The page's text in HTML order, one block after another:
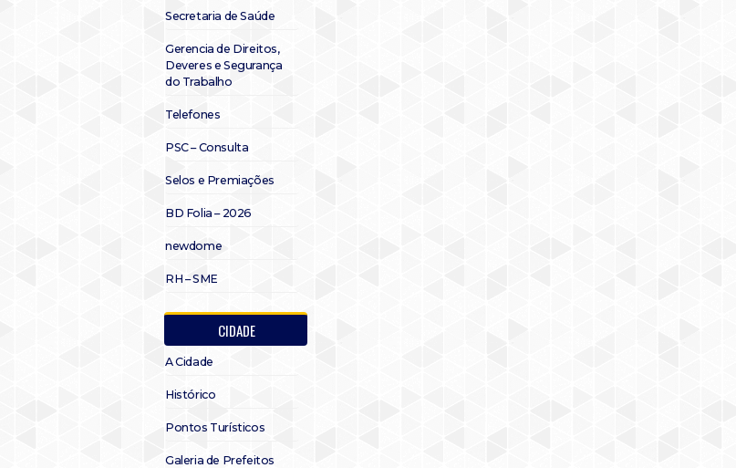
Secretaria de Saúde
Gerencia de Direitos,
Deveres e Segurança
do Trabalho
Telefones
PSC – Consulta
Selos e Premiações
BD Folia – 2026
newdome
RH – SME
CIDADE
A Cidade
Histórico
Pontos Turísticos
Galeria de Prefeitos